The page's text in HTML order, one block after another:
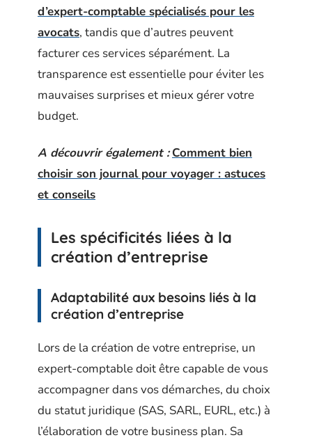
d’expert-comptable spécialisés pour les
avocats, tandis que d’autres peuvent
facturer ces services séparément. La
transparence est essentielle pour éviter les
mauvaises surprises et mieux gérer votre
budget.
A découvrir également : Comment bien
choisir son journal pour voyager : astuces
et conseils
Les spécificités liées à la
création d’entreprise
Adaptabilité aux besoins liés à la
création d’entreprise
Lors de la création de votre entreprise, un
expert-comptable doit être capable de vous
accompagner dans vos démarches, du choix
du statut juridique (SAS, SARL, EURL, etc.) à
l’élaboration de votre business plan. Sa